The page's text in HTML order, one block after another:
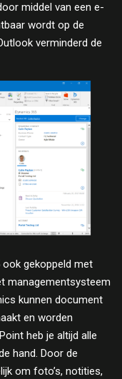
middel van een e-
wordt op de
verminderd de
gekoppeld met
managementsysteem
kunnen document
en worden
heb je altijd alle
hand. Door de
om foto’s, notities,